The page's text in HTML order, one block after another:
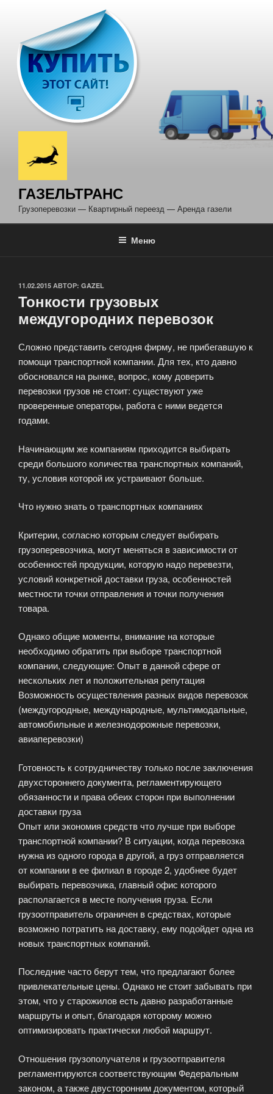
содержимому
ГАЗЕЛЬТРАНС
Грузоперевозки — Квартирный переезд — Аренда газели
Меню
ОПУБЛИКОВАНО
11.02.2015 АВТОР: GAZEL
Тонкости грузовых
междугородних перевозок
Сложно представить сегодня фирму, не прибегавшую к
помощи транспортной компании. Для тех, кто давно
обосновался на рынке, вопрос, кому доверить
перевозки грузов не стоит: существуют уже
проверенные операторы, работа с ними ведется
годами.
Начинающим же компаниям приходится выбирать
среди большого количества транспортных компаний,
ту, условия которой их устраивают больше.
Что нужно знать о транспортных компаниях
Критерии, согласно которым следует выбирать
грузоперевозчика, могут меняться в зависимости от
особенностей продукции, которую надо перевезти,
условий конкретной доставки груза, особенностей
местности точки отправления и точки получения
товара.
Однако общие моменты, внимание на которые
необходимо обратить при выборе транспортной
компании, следующие: Опыт в данной сфере от
нескольких лет и положительная репутация
Возможность осуществления разных видов перевозок
(междугородные, международные, мультимодальные,
автомобильные и железнодорожные перевозки,
авиаперевозки)
Готовность к сотрудничеству только после заключения
двухстороннего документа, регламентирующего
обязанности и права обеих сторон при выполнении
доставки груза
Опыт или экономия средств что лучше при выборе
транспортной компании? В ситуации, когда перевозка
нужна из одного города в другой, а груз отправляется
от компании в ее филиал в городе 2, удобнее будет
выбирать перевозчика, главный офис которого
располагается в месте получения груза. Если
грузоотправитель ограничен в средствах, которые
возможно потратить на доставку, ему подойдет одна из
новых транспортных компаний.
Последние часто берут тем, что предлагают более
привлекательные цены. Однако не стоит забывать при
этом, что у старожилов есть давно разработанные
маршруты и опыт, благодаря которому можно
оптимизировать практически любой маршрут.
Отношения грузополучателя и грузоотправителя
регламентируются соответствующим Федеральным
законом, а также двусторонним документом, который